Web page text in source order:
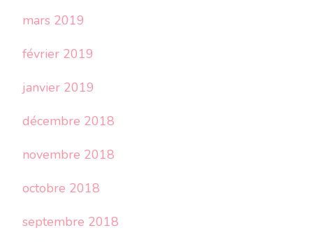
mars 2019
février 2019
janvier 2019
décembre 2018
novembre 2018
octobre 2018
septembre 2018